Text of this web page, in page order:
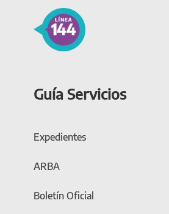
Guía Servicios
Expedientes
ARBA
Boletín Oficial